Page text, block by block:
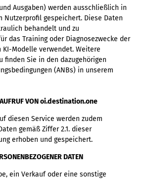
Ausgaben) werden ausschließlich in
Nutzerprofil gespeichert. Diese Daten
behandelt und zu
das Training oder Diagnosezwecke der
KI-Modelle verwendet. Weitere
finden Sie in den dazugehörigen
(ANBs) in unserem
AUFRUF VON oi.destination.one
diesen Service werden zudem
gemäß Ziffer 2.1. dieser
erhoben und gespeichert.
DATEN
ein Verkauf oder eine sonstige